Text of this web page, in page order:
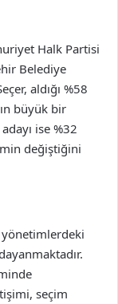
Halk Partisi
Belediye
aldığı %58
büyük bir
ise %32
değiştiğini
yönetimlerdeki
seçim